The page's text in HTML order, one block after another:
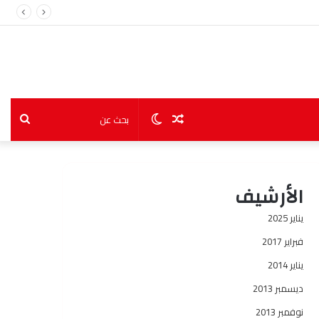
بحث
الوضعمقال
الأرشيف
يناير 2025
فبراير 2017
يناير 2014
ديسمبر 2013
نوفمبر 2013